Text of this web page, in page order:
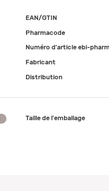
EAN/GTIN
Pharmacode
Numéro d'article ebi-pharm
Fabricant
Distribution
Taille de l'emballage